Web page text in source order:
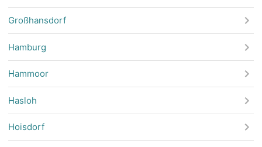
Großhansdorf
Hamburg
Hammoor
Hasloh
Hoisdorf